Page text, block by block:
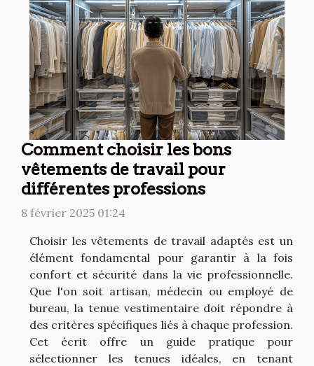
Comment choisir les bons
vêtements de travail pour
différentes professions
8 février 2025 01:24
Choisir les vêtements de travail adaptés est un
élément fondamental pour garantir à la fois
confort et sécurité dans la vie professionnelle.
Que l'on soit artisan, médecin ou employé de
bureau, la tenue vestimentaire doit répondre à
des critères spécifiques liés à chaque profession.
Cet écrit offre un guide pratique pour
sélectionner les tenues idéales, en tenant